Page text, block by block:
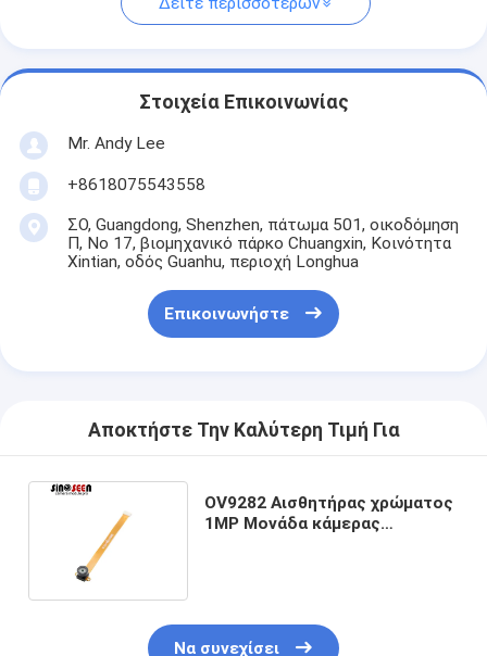
Στοιχεία Επικοινωνίας
Mr. Andy Lee
+8618075543558
ΣΟ, Guangdong, Shenzhen, πάτωμα 501, οικοδόμηση
Π, Νο 17, βιομηχανικό πάρκο Chuangxin, Κοινότητα
Xintian, οδός Guanhu, περιοχή Longhua
Επικοινωνήστε
Αποκτήστε Την Καλύτερη Τιμή Για
OV9282 Αισθητήρας χρώματος
1MP Μονάδα κάμερας
Να συνεχίσει